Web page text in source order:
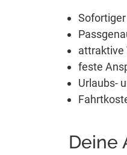
attraktive
feste
Urlaubs-
Deine